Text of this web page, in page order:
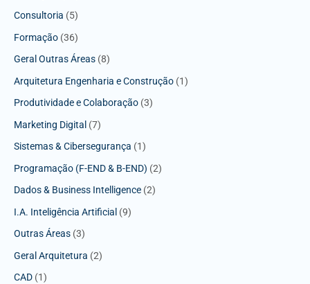
Consultoria (5)
Formação (36)
Geral Outras Áreas (8)
Arquitetura Engenharia e Construção (1)
Produtividade e Colaboração (3)
Marketing Digital (7)
Sistemas & Cibersegurança (1)
Programação (F-END & B-END) (2)
Dados & Business Intelligence (2)
I.A. Inteligência Artificial (9)
Outras Áreas (3)
Geral Arquitetura (2)
CAD (1)